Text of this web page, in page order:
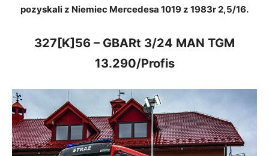
pozyskali z Niemiec Mercedesa 1019 z 1983r 2,5/16.
327[K]56 – GBARt 3/24 MAN TGM
13.290/Profis